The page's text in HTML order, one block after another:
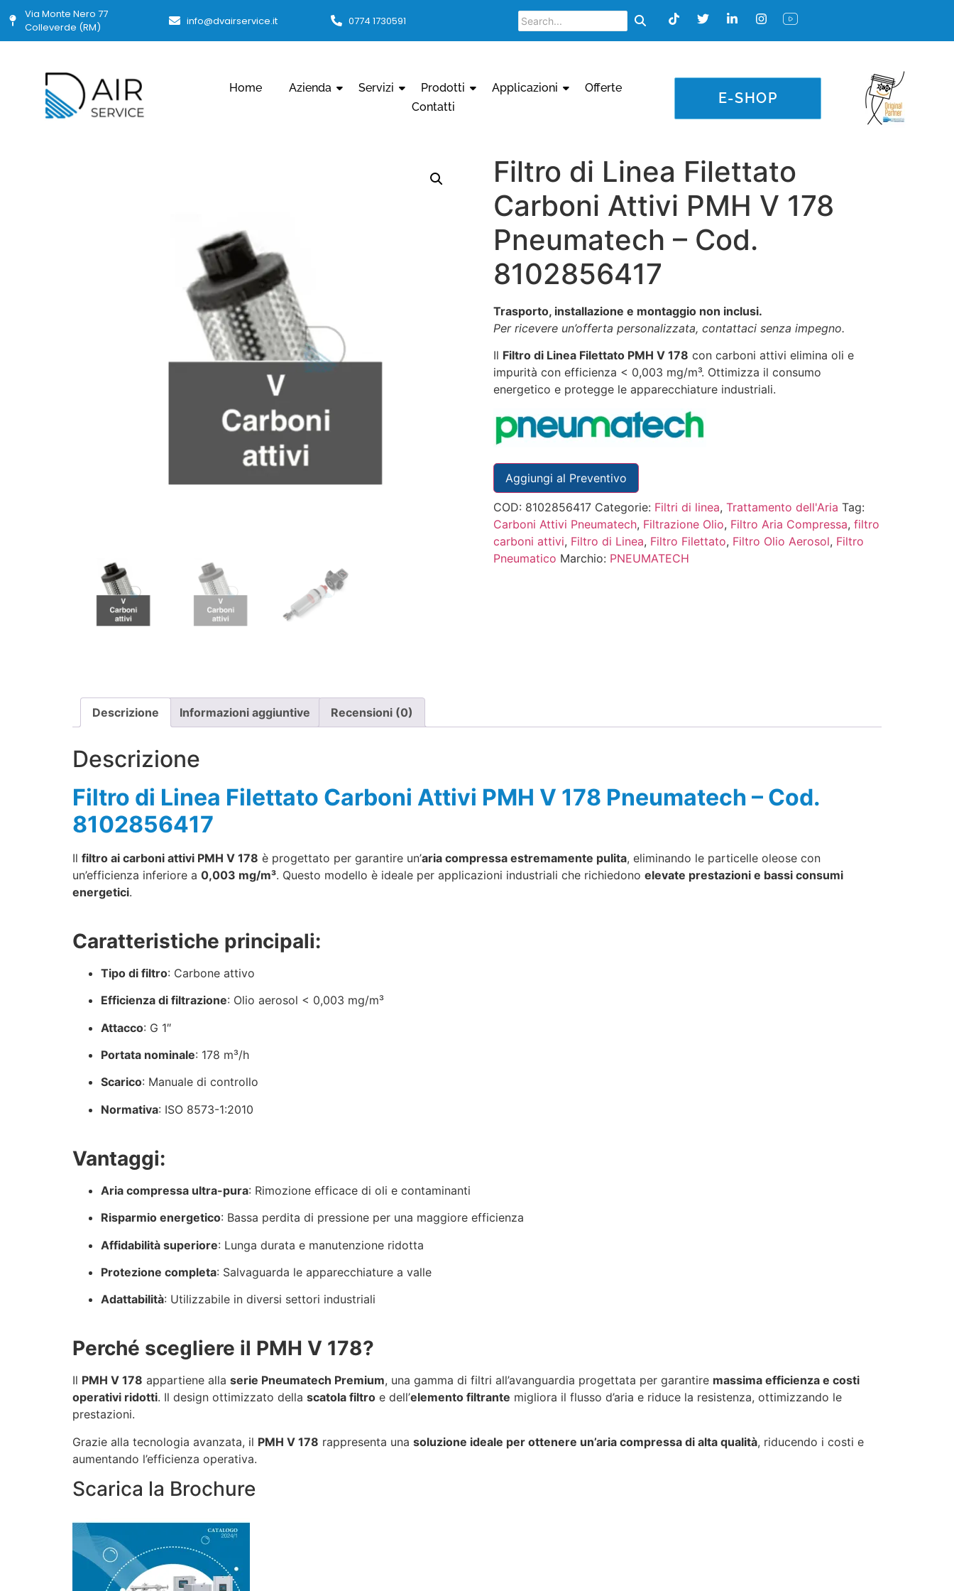
Via Monte Nero 77
Colleverde (RM)
info@dvairservice.it 0774 1730591
Home Azienda Servizi Prodotti Applicazioni
Offerte
Contatti
E-SHOP
Filtro di Linea Filettato
Carboni Attivi PMH V 178
Pneumatech – Cod.
8102856417
Trasporto, installazione e montaggio non inclusi.
Per ricevere un’offerta personalizzata, contattaci senza impegno.
Il Filtro di Linea Filettato PMH V 178 con carboni attivi elimina oli e
impurità con efficienza < 0,003 mg/m³. Ottimizza il consumo
energetico e protegge le apparecchiature industriali.
Aggiungi al Preventivo
COD: 8102856417 Categorie: Filtri di linea, Trattamento dell'Aria Tag:
Carboni Attivi Pneumatech, Filtrazione Olio, Filtro Aria Compressa, filtro
carboni attivi, Filtro di Linea, Filtro Filettato, Filtro Olio Aerosol, Filtro
Pneumatico Marchio: PNEUMATECH
Descrizione Informazioni aggiuntive Recensioni (0)
Descrizione
Filtro di Linea Filettato Carboni Attivi PMH V 178 Pneumatech – Cod.
8102856417
Il filtro ai carboni attivi PMH V 178 è progettato per garantire un’aria compressa estremamente pulita, eliminando le particelle oleose con
un’efficienza inferiore a 0,003 mg/m³. Questo modello è ideale per applicazioni industriali che richiedono elevate prestazioni e bassi consumi
energetici.
Caratteristiche principali:
Tipo di filtro: Carbone attivo
Efficienza di filtrazione: Olio aerosol < 0,003 mg/m³
Attacco: G 1″
Portata nominale: 178 m³/h
Scarico: Manuale di controllo
Normativa: ISO 8573-1:2010
Vantaggi:
Aria compressa ultra-pura: Rimozione efficace di oli e contaminanti
Risparmio energetico: Bassa perdita di pressione per una maggiore efficienza
Affidabilità superiore: Lunga durata e manutenzione ridotta
Protezione completa: Salvaguarda le apparecchiature a valle
Adattabilità: Utilizzabile in diversi settori industriali
Perché scegliere il PMH V 178?
Il PMH V 178 appartiene alla serie Pneumatech Premium, una gamma di filtri all’avanguardia progettata per garantire massima efficienza e costi
operativi ridotti. Il design ottimizzato della scatola filtro e dell’elemento filtrante migliora il flusso d’aria e riduce la resistenza, ottimizzando le
prestazioni.
Grazie alla tecnologia avanzata, il PMH V 178 rappresenta una soluzione ideale per ottenere un’aria compressa di alta qualità, riducendo i costi e
aumentando l’efficienza operativa.
Scarica la Brochure